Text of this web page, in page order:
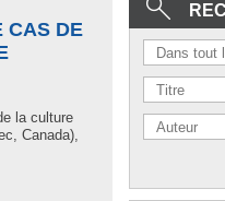
CAS DE
la culture
Canada),